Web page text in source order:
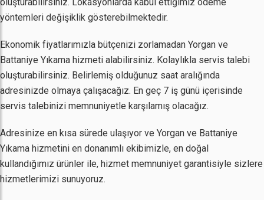
yöntemleri değişiklik gösterebilmektedir.
Ekonomik fiyatlarımızla bütçenizi zorlamadan Yorgan ve
Battaniye Yıkama hizmeti alabilirsiniz. Kolaylıkla servis talebi
oluşturabilirsiniz. Belirlemiş olduğunuz saat aralığında
adresinizde olmaya çalışacağız. En geç 7 iş günü içerisinde
servis talebinizi memnuniyetle karşılamış olacağız.
Adresinize en kısa sürede ulaşıyor ve Yorgan ve Battaniye
Yıkama hizmetini en donanımlı ekibimizle, en doğal
kullandığımız ürünler ile, hizmet memnuniyet garantisiyle sizlere
hizmetlerimizi sunuyoruz.